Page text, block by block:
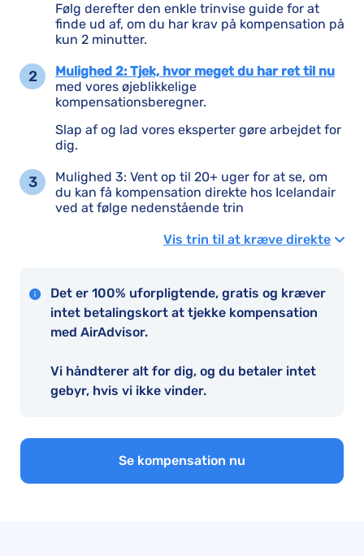
Følg derefter den enkle trinvise guide for at
finde ud af, om du har krav på kompensation på
kun 2 minutter.
Mulighed 2: Tjek, hvor meget du har ret til nu
med vores øjeblikkelige
kompensationsberegner.
Slap af og lad vores eksperter gøre arbejdet for
dig.
Mulighed 3: Vent op til 20+ uger for at se, om
du kan få kompensation direkte hos Icelandair
ved at følge nedenstående trin
Vis trin til at kræve direkte
Det er 100% uforpligtende, gratis og kræver
intet betalingskort at tjekke kompensation
med AirAdvisor.
Vi håndterer alt for dig, og du betaler intet
gebyr, hvis vi ikke vinder.
Se kompensation nu